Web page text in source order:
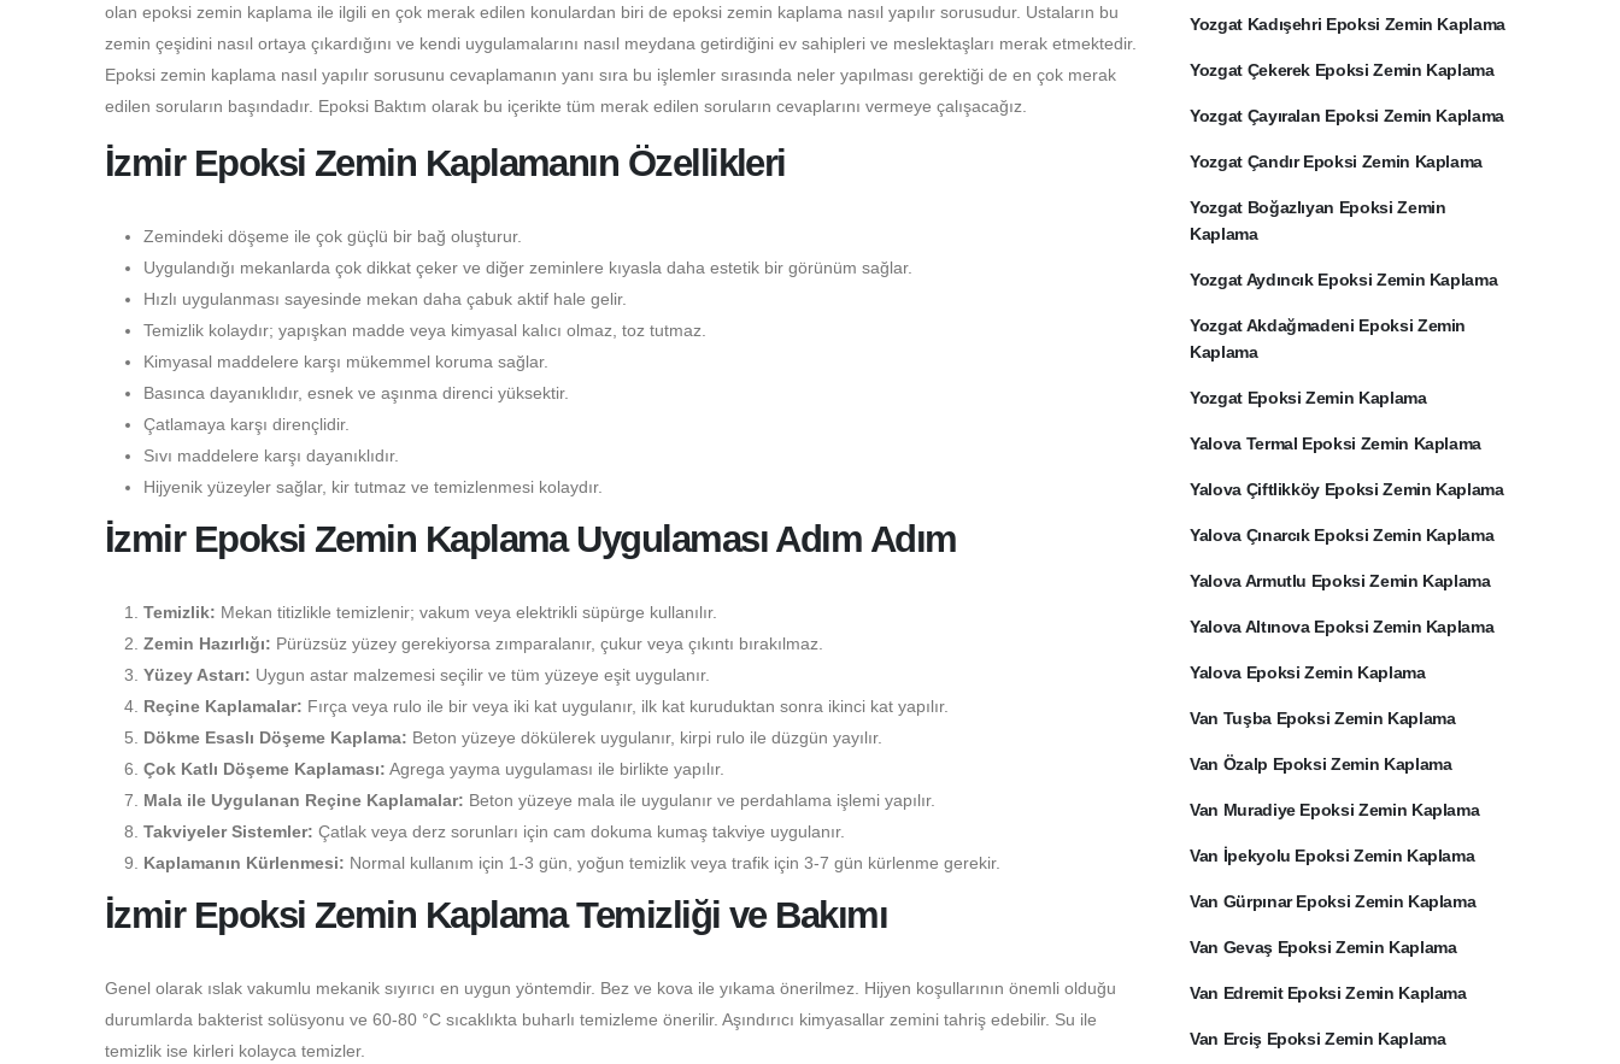
olan epoksi zemin kaplama ile ilgili en çok merak edilen konulardan biri de epoksi zemin kaplama nasıl yapılır sorusudur. Ustaların bu
zemin çeşidini nasıl ortaya çıkardığını ve kendi uygulamalarını nasıl meydana getirdiğini ev sahipleri ve meslektaşları merak etmektedir.
Epoksi zemin kaplama nasıl yapılır sorusunu cevaplamanın yanı sıra bu işlemler sırasında neler yapılması gerektiği de en çok merak
edilen soruların başındadır. Epoksi Baktım olarak bu içerikte tüm merak edilen soruların cevaplarını vermeye çalışacağız.
İzmir Epoksi Zemin Kaplamanın Özellikleri
Zemindeki döşeme ile çok güçlü bir bağ oluşturur.
Uygulandığı mekanlarda çok dikkat çeker ve diğer zeminlere kıyasla daha estetik bir görünüm sağlar.
Hızlı uygulanması sayesinde mekan daha çabuk aktif hale gelir.
Temizlik kolaydır; yapışkan madde veya kimyasal kalıcı olmaz, toz tutmaz.
Kimyasal maddelere karşı mükemmel koruma sağlar.
Basınca dayanıklıdır, esnek ve aşınma direnci yüksektir.
Çatlamaya karşı dirençlidir.
Sıvı maddelere karşı dayanıklıdır.
Hijyenik yüzeyler sağlar, kir tutmaz ve temizlenmesi kolaydır.
İzmir Epoksi Zemin Kaplama Uygulaması Adım Adım
Temizlik: Mekan titizlikle temizlenir; vakum veya elektrikli süpürge kullanılır.
Zemin Hazırlığı: Pürüzsüz yüzey gerekiyorsa zımparalanır, çukur veya çıkıntı bırakılmaz.
Yüzey Astarı: Uygun astar malzemesi seçilir ve tüm yüzeye eşit uygulanır.
Reçine Kaplamalar: Fırça veya rulo ile bir veya iki kat uygulanır, ilk kat kuruduktan sonra ikinci kat yapılır.
Dökme Esaslı Döşeme Kaplama: Beton yüzeye dökülerek uygulanır, kirpi rulo ile düzgün yayılır.
Çok Katlı Döşeme Kaplaması: Agrega yayma uygulaması ile birlikte yapılır.
Mala ile Uygulanan Reçine Kaplamalar: Beton yüzeye mala ile uygulanır ve perdahlama işlemi yapılır.
Takviyeler Sistemler: Çatlak veya derz sorunları için cam dokuma kumaş takviye uygulanır.
Kaplamanın Kürlenmesi: Normal kullanım için 1-3 gün, yoğun temizlik veya trafik için 3-7 gün kürlenme gerekir.
İzmir Epoksi Zemin Kaplama Temizliği ve Bakımı
Genel olarak ıslak vakumlu mekanik sıyırıcı en uygun yöntemdir. Bez ve kova ile yıkama önerilmez. Hijyen koşullarının önemli olduğu
durumlarda bakterist solüsyonu ve 60-80 °C sıcaklıkta buharlı temizleme önerilir. Aşındırıcı kimyasallar zemini tahriş edebilir. Su ile
temizlik ise kirleri kolayca temizler.
Yozgat Kadışehri Epoksi Zemin Kaplama
Yozgat Çekerek Epoksi Zemin Kaplama
Yozgat Çayıralan Epoksi Zemin Kaplama
Yozgat Çandır Epoksi Zemin Kaplama
Yozgat Boğazlıyan Epoksi Zemin
Kaplama
Yozgat Aydıncık Epoksi Zemin Kaplama
Yozgat Akdağmadeni Epoksi Zemin
Kaplama
Yozgat Epoksi Zemin Kaplama
Yalova Termal Epoksi Zemin Kaplama
Yalova Çiftlikköy Epoksi Zemin Kaplama
Yalova Çınarcık Epoksi Zemin Kaplama
Yalova Armutlu Epoksi Zemin Kaplama
Yalova Altınova Epoksi Zemin Kaplama
Yalova Epoksi Zemin Kaplama
Van Tuşba Epoksi Zemin Kaplama
Van Özalp Epoksi Zemin Kaplama
Van Muradiye Epoksi Zemin Kaplama
Van İpekyolu Epoksi Zemin Kaplama
Van Gürpınar Epoksi Zemin Kaplama
Van Gevaş Epoksi Zemin Kaplama
Van Edremit Epoksi Zemin Kaplama
Van Erciş Epoksi Zemin Kaplama